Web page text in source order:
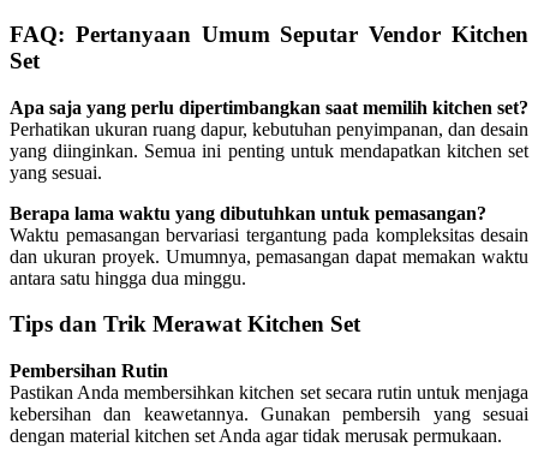
FAQ: Pertanyaan Umum Seputar Vendor Kitchen
Set
Apa saja yang perlu dipertimbangkan saat memilih kitchen set?
Perhatikan ukuran ruang dapur, kebutuhan penyimpanan, dan desain
yang diinginkan. Semua ini penting untuk mendapatkan kitchen set
yang sesuai.
Berapa lama waktu yang dibutuhkan untuk pemasangan?
Waktu pemasangan bervariasi tergantung pada kompleksitas desain
dan ukuran proyek. Umumnya, pemasangan dapat memakan waktu
antara satu hingga dua minggu.
Tips dan Trik Merawat Kitchen Set
Pembersihan Rutin
Pastikan Anda membersihkan kitchen set secara rutin untuk menjaga
kebersihan dan keawetannya. Gunakan pembersih yang sesuai
dengan material kitchen set Anda agar tidak merusak permukaan.